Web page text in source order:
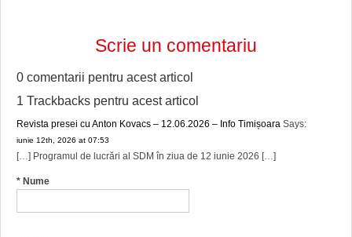
Scrie un comentariu
0 comentarii pentru acest articol
1 Trackbacks pentru acest articol
Revista presei cu Anton Kovacs – 12.06.2026 – Info Timișoara Says:
iunie 12th, 2026 at 07:53
[…] Programul de lucrări al SDM în ziua de 12 iunie 2026 […]
* Nume